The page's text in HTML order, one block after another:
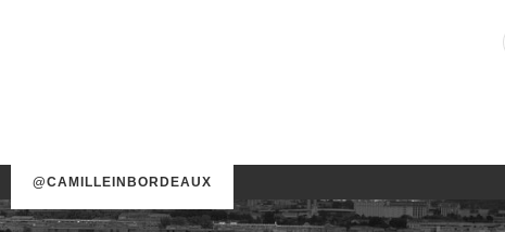
@CAMILLEINBORDEAUX